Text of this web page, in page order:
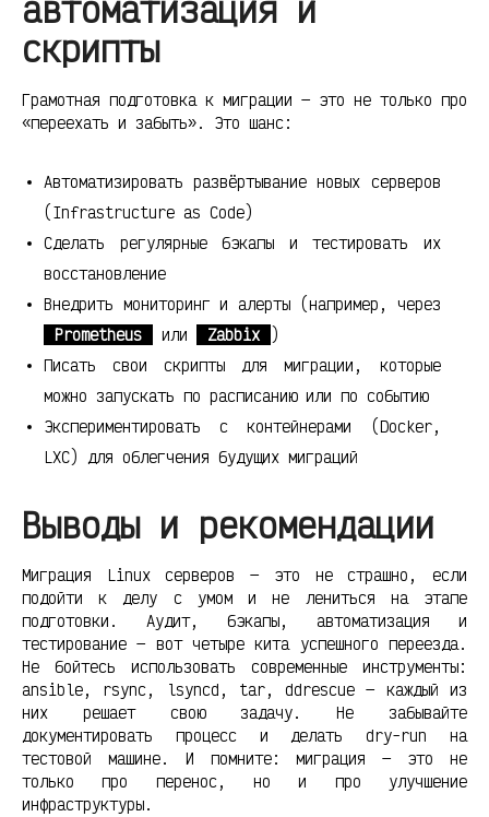
автоматизация и
скрипты
Грамотная подготовка к миграции — это не только про
«переехать и забыть». Это шанс:
Автоматизировать развёртывание новых серверов
(Infrastructure as Code)
Сделать регулярные бэкапы и тестировать их
восстановление
Внедрить мониторинг и алерты (например, через
Prometheus
или Zabbix
)
Писать свои скрипты для миграции, которые
можно запускать по расписанию или по событию
Экспериментировать с контейнерами (Docker,
LXC) для облегчения будущих миграций
Выводы и рекомендации
Миграция Linux серверов — это не страшно, если
подойти к делу с умом и не лениться на этапе
подготовки. Аудит, бэкапы, автоматизация и
тестирование — вот четыре кита успешного переезда.
Не бойтесь использовать современные инструменты:
ansible, rsync, lsyncd, tar, ddrescue — каждый из
них решает свою задачу. Не забывайте
документировать процесс и делать dry-run на
тестовой машине. И помните: миграция — это не
только про перенос, но и про улучшение
инфраструктуры.